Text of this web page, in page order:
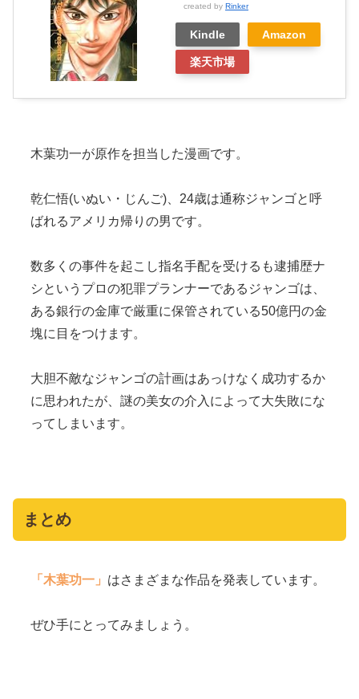
created by Rinker
Kindle Amazon
楽天市場
木葉功一が原作を担当した漫画です。
乾仁悟(いぬい・じんご)、24歳は通称ジャンゴと呼
ばれるアメリカ帰りの男です。
数多くの事件を起こし指名手配を受けるも逮捕歴ナ
シというプロの犯罪プランナーであるジャンゴは、
ある銀行の金庫で厳重に保管されている50億円の金
塊に目をつけます。
大胆不敵なジャンゴの計画はあっけなく成功するか
に思われたが、謎の美女の介入によって大失敗にな
ってしまいます。
まとめ
「木葉功一」 はさまざまな作品を発表しています。
ぜひ手にとってみましょう。